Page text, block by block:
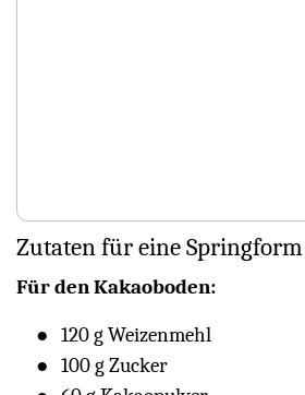
Zutaten für eine Springform
Für den Kakaoboden:
120 g Weizenmehl
100 g Zucker